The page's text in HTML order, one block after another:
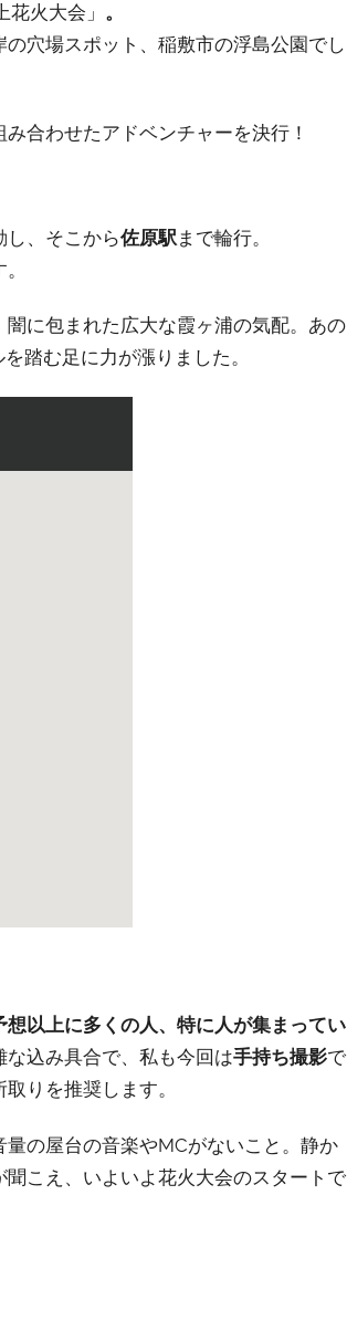
火大会」 。
穴場スポット、稲敷市の浮島公園でし
み合わせたアドベンチャーを決行！
し、そこから佐原駅 まで輪行。
に包まれた広大な霞ヶ浦の気配。あの
踏む足に力が漲りました。
想以上に多くの人、特に人が集まってい
込み具合で、私も今回は手持ち撮影で
りを推奨します。
の屋台の音楽やMCがないこと。静か
こえ、いよいよ花火大会のスタートで